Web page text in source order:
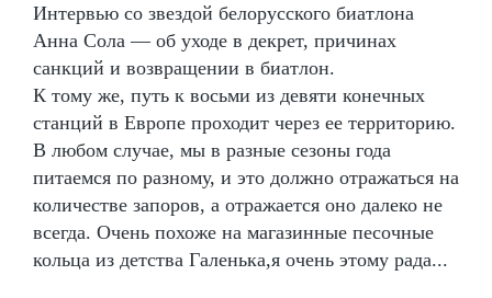
Интервью со звездой белорусского биатлона
Анна Сола — об уходе в декрет, причинах
санкций и возвращении в биатлон.
К тому же, путь к восьми из девяти конечных
станций в Европе проходит через ее территорию.
В любом случае, мы в разные сезоны года
питаемся по разному, и это должно отражаться на
количестве запоров, а отражается оно далеко не
всегда. Очень похоже на магазинные песочные
кольца из детства Галенька,я очень этому рада...